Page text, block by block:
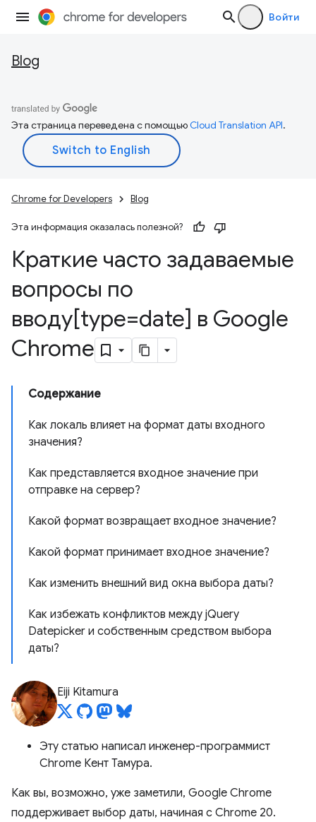
Войти
Blog
Эта страница переведена с помощьюCloud Translation API.
Chrome for Developers Blog
Эта информация оказалась полезной?
Краткие часто задаваемые
вопросы по
вводу[type=date] в Google
Chrome
Содержание
Как локаль влияет на формат даты входного
значения?
Как представляется входное значение при
отправке на сервер?
Какой формат возвращает входное значение?
Какой формат принимает входное значение?
Как изменить внешний вид окна выбора даты?
Как избежать конфликтов между jQuery
Datepicker и собственным средством выбора
даты?
Eiji Kitamura
Эту статью написал инженер-программист
Chrome Кент Тамура.
Как вы, возможно, уже заметили, Google Chrome
поддерживает выбор даты, начиная с Chrome 20.